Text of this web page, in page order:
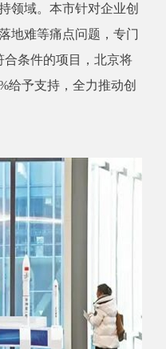
领域。本市针对企业创
地难等痛点问题，专门
条件的项目，北京将
给予支持，全力推动创